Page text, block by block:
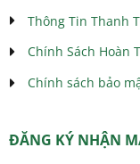
Thông Tin Thanh
Chính Sách Hoàn
Chính sách bảo
ĐĂNG KÝ NHẬN